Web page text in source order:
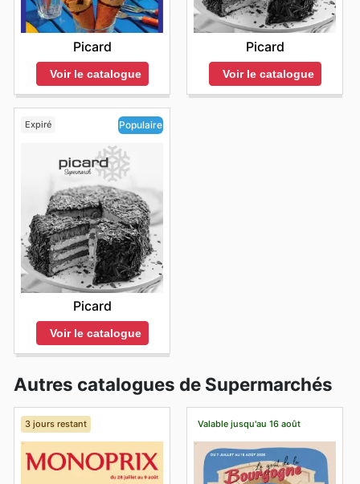
Picard
Voir le catalogue
Picard
Voir le catalogue
Expiré Populaire
Picard
Voir le catalogue
Autres catalogues de Supermarchés
3 jours restant Valable jusqu'au 16 août